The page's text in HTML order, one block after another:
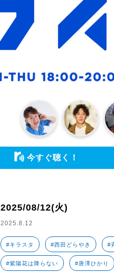
今すぐ聴く！
2025/08/12(火)
2025.8.12
#キラスタ #西田どらやき #
#紫陽花は降らない #唐澤ひかり